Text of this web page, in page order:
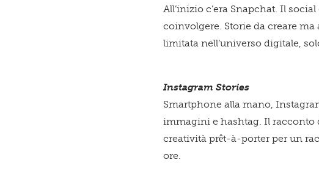
All’inizio c’era Snapchat. Il
coinvolgere. Storie da creare
limitata nell’universo digitale,
Instagram Stories
Smartphone alla mano,
immagini e hashtag. Il racconto
creatività prêt-à-porter per un
ore.